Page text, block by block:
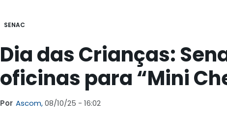
SENAC
Dia das Crianças:
oficinas para “Mini
Por Ascom,08/10/25 - 16:02